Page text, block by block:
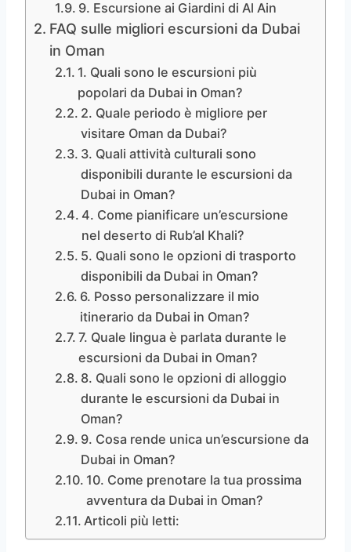
9. Escursione ai Giardini di Al Ain
FAQ sulle migliori escursioni da Dubai
in Oman
1. Quali sono le escursioni più
popolari da Dubai in Oman?
2. Quale periodo è migliore per
visitare Oman da Dubai?
3. Quali attività culturali sono
disponibili durante le escursioni da
Dubai in Oman?
4. Come pianificare un’escursione
nel deserto di Rub’al Khali?
5. Quali sono le opzioni di trasporto
disponibili da Dubai in Oman?
6. Posso personalizzare il mio
itinerario da Dubai in Oman?
7. Quale lingua è parlata durante le
escursioni da Dubai in Oman?
8. Quali sono le opzioni di alloggio
durante le escursioni da Dubai in
Oman?
9. Cosa rende unica un’escursione da
Dubai in Oman?
10. Come prenotare la tua prossima
avventura da Dubai in Oman?
Articoli più letti: